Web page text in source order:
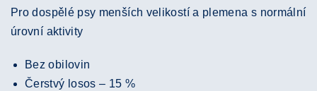
Pro dospělé psy menších velikostí a plemena s normální
úrovní aktivity
Bez obilovin
Čerstvý losos – 15 %